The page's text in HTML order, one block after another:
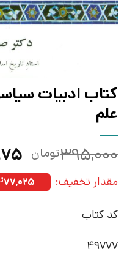
کتاب ادبیات
علم
۳۹۵,۰۰۰تومان
مقدار تخفیف: ۷۷,۰۲۵
کد کتاب
49777